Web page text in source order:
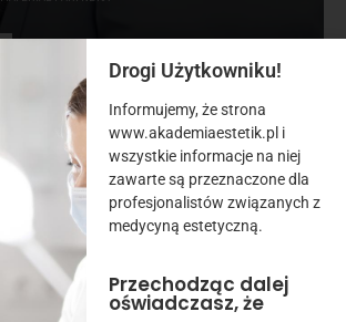
Drogi Użytkowniku!
Informujemy, że strona
www.akademiaestetik.pl i
wszystkie informacje na niej
zawarte są przeznaczone dla
profesjonalistów związanych z
medycyną estetyczną.
Przechodząc dalej
oświadczasz, że